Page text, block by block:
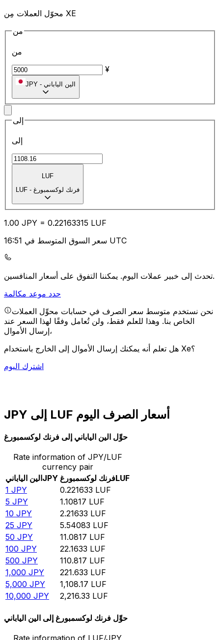
محوّل العملات مِن XE
من
من
¥
JPY - الين الياباني
إلى
إلى
LUF
LUF - فرنك لوكسمبورغ
1.00 JPY = 0.22163315 LUF
سعر السوق المتوسط في 16:51 UTC
تحدث إلى خبير عملات اليوم.يمكننا التفوق على أسعار المنافسين.
حدد موعد مكالمة
نحن نستخدم متوسط سعر الصرف في حسابات محوِّل العملات
الخاص بنا. وهذا للعلم فقط، ولن تُعامل وفقًا لهذا السعر عند
إرسال الأموال،
هل تعلم أنه يمكنك إرسال الأموال إلى الخارج باستخدام Xe؟
اشترك اليوم
JPY إلى LUF أسعار الصرف اليوم
حوِّل الين الياباني إلى فرنك لوكسمبورغ
Rate information of JPY/LUF
currency pair
الين اليابانيJPY فرنك لوكسمبورغLUF
1 JPY 0.221633 LUF
5 JPY 1.10817 LUF
10 JPY 2.21633 LUF
25 JPY 5.54083 LUF
50 JPY 11.0817 LUF
100 JPY 22.1633 LUF
500 JPY 110.817 LUF
1,000 JPY 221.633 LUF
5,000 JPY 1,108.17 LUF
10,000 JPY 2,216.33 LUF
حوِّل فرنك لوكسمبورغ إلى الين الياباني
Rate information of LUF/JPY